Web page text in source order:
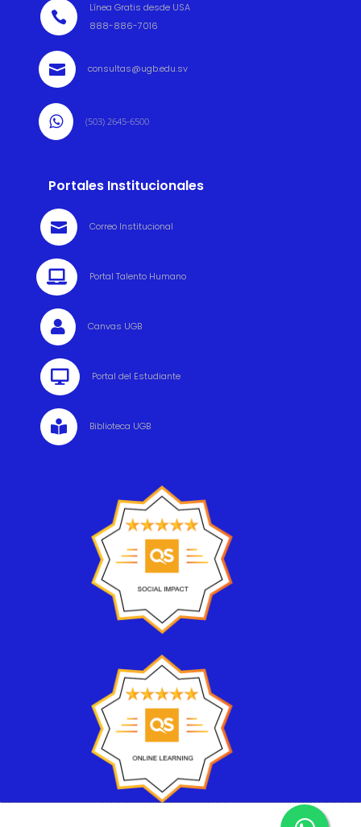

Línea Gratis desde USA
888-886-7016
 consultas@ugb.edu.sv
 (503) 2645-6500
Portales Institucionales
 Correo Institucional
 Portal Talento Humano
 Canvas UGB
 Portal del Estudiante
 Biblioteca UGB